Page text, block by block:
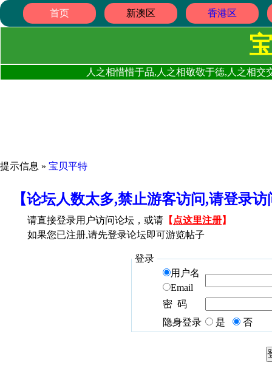
首页 新澳区 香港区
人之相惜惜于品,人之相敬敬于德,人之相
提示信息 » 宝贝平特
【论坛人数太多,禁止游客访问,请登录
请直接登录用户访问论坛，或请 【 点这里注册】
如果您已注册,请先登录论坛即可游览帖子
登录
用户名
Email
密 码
隐身登录
是 否